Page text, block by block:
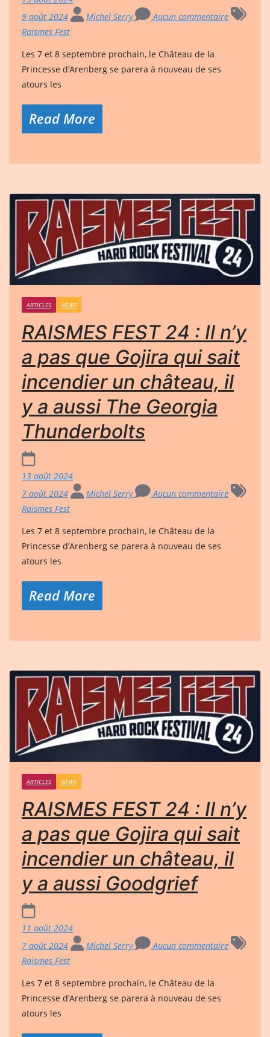
9 août 2024
Michel Serry
Aucun commentaire
Raismes Fest
Les 7 et 8 septembre prochain, le Château de la
Princesse d’Arenberg se parera à nouveau de ses
atours les
Read More
ARTICLES NEWS
RAISMES FEST 24 : Il n’y
a pas que Gojira qui sait
incendier un château, il
y a aussi The Georgia
Thunderbolts
13 août 2024
7 août 2024
Michel Serry
Aucun commentaire
Raismes Fest
Les 7 et 8 septembre prochain, le Château de la
Princesse d’Arenberg se parera à nouveau de ses
atours les
Read More
ARTICLES NEWS
RAISMES FEST 24 : Il n’y
a pas que Gojira qui sait
incendier un château, il
y a aussi Goodgrief
11 août 2024
7 août 2024
Michel Serry
Aucun commentaire
Raismes Fest
Les 7 et 8 septembre prochain, le Château de la
Princesse d’Arenberg se parera à nouveau de ses
atours les